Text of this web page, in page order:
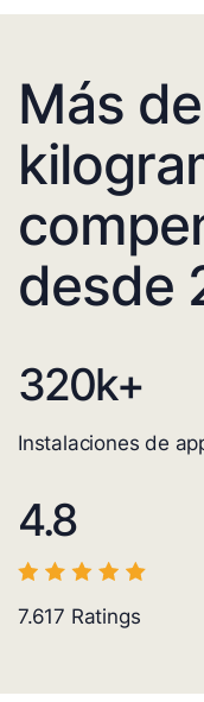
Más
desde
320k+
Instalaciones de
4.8
7.617 Ratings